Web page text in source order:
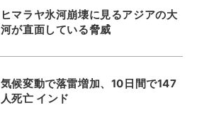
ヒマラヤ氷河崩壊に見るアジアの大
河が直面している脅威
気候変動で落雷増加、10日間で147
人死亡 インド